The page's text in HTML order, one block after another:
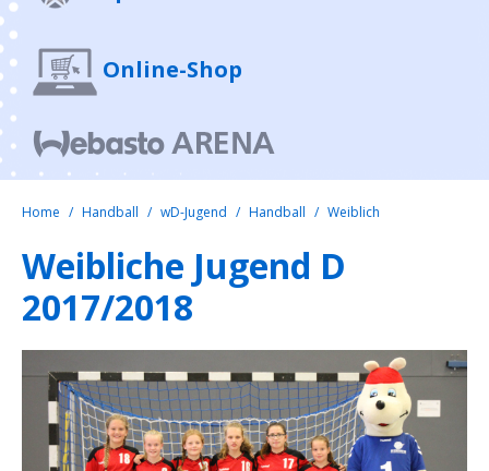
Online-Shop
Home Handball wD-Jugend Handball Weiblich
Weibliche Jugend D
2017/2018